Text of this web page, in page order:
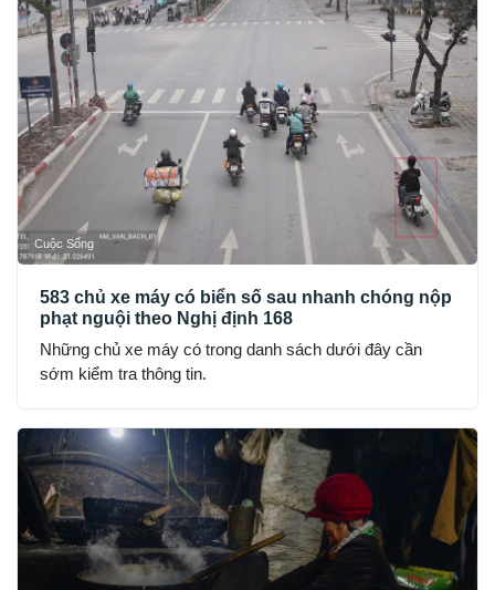
Cuộc Sống
583 chủ xe máy có biển số sau nhanh chóng nộp
phạt nguội theo Nghị định 168
Những chủ xe máy có trong danh sách dưới đây cần
sớm kiểm tra thông tin.